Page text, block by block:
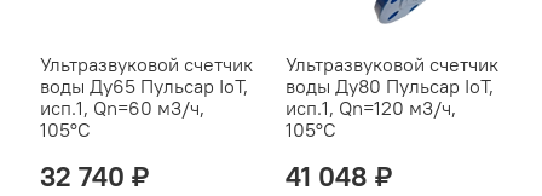
Ультразвуковой счетчик
воды Ду65 Пульсар IoT,
исп.1, Qn=60 м3/ч,
105°C
32 740 ₽
Ультразвуковой счетчик
воды Ду80 Пульсар IoT,
исп.1, Qn=120 м3/ч,
105°C
41 048 ₽